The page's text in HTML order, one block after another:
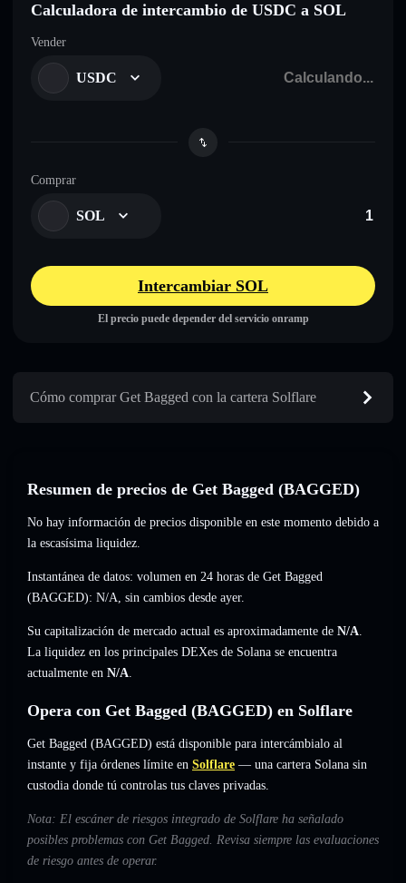
Calculadora de intercambio de USDC a SOL
Vender
USDC
Comprar
SOL
Intercambiar SOL
El precio puede depender del servicio onramp
Cómo comprar Get Bagged con la cartera Solflare
Resumen de precios de Get Bagged (BAGGED)
No hay información de precios disponible en este momento debido a
la escasísima liquidez.
Instantánea de datos: volumen en 24 horas de Get Bagged
(BAGGED): N/A, sin cambios desde ayer.
Su capitalización de mercado actual es aproximadamente de N/A.
La liquidez en los principales DEXes de Solana se encuentra
actualmente en N/A.
Opera con Get Bagged (BAGGED) en Solflare
Get Bagged (BAGGED) está disponible para intercámbialo al
instante y fija órdenes límite en Solflare — una cartera Solana sin
custodia donde tú controlas tus claves privadas.
Nota: El escáner de riesgos integrado de Solflare ha señalado
posibles problemas con Get Bagged. Revisa siempre las evaluaciones
de riesgo antes de operar.